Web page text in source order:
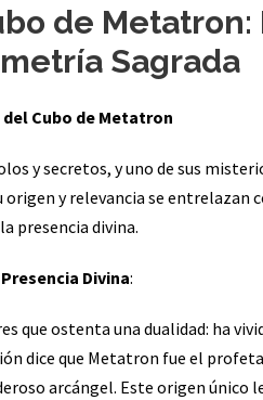
de Metatron:
Sagrada
Cubo de Metatron
y secretos, y uno de sus
origen y relevancia se entrelazan
presencia divina.
Divina:
que ostenta una dualidad: ha
dice que Metatron fue el
arcángel. Este origen único